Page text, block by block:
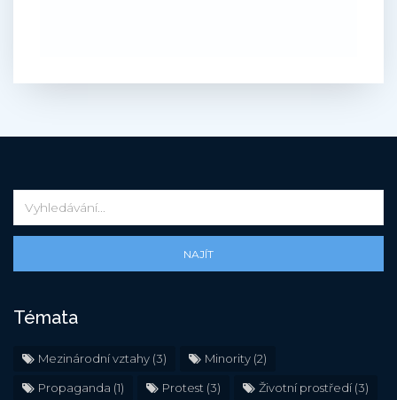
NAJÍT
Témata
Mezinárodní vztahy (3) Minority (2)
Propaganda (1) Protest (3) Životní prostředí(3)